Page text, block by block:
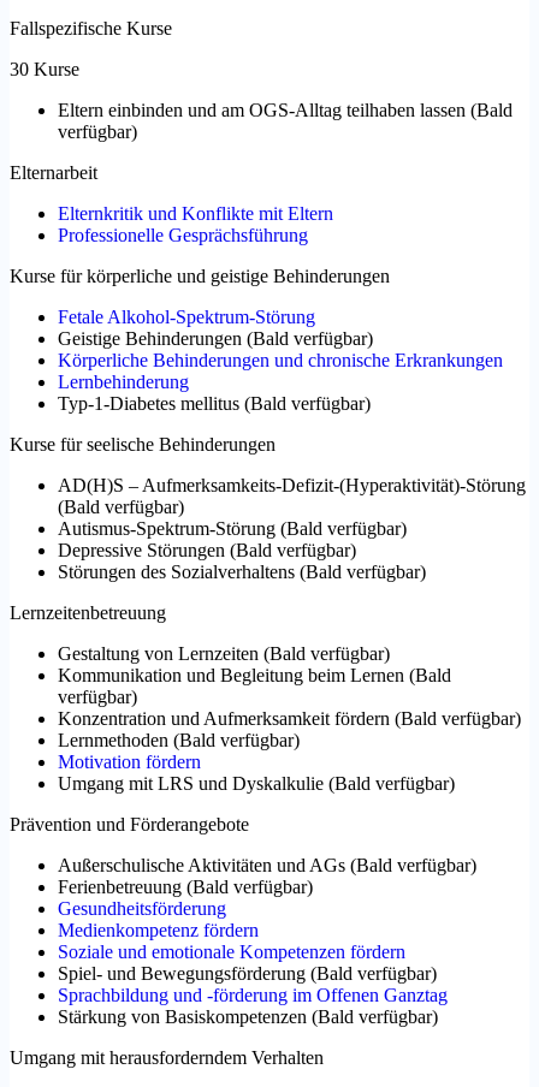
Fallspezifische Kurse
30 Kurse
Eltern einbinden und am OGS-Alltag teilhaben lassen (Bald
verfügbar)
Elternarbeit
Elternkritik und Konflikte mit Eltern
Professionelle Gesprächsführung
Kurse für körperliche und geistige Behinderungen
Fetale Alkohol-Spektrum-Störung
Geistige Behinderungen (Bald verfügbar)
Körperliche Behinderungen und chronische Erkrankungen
Lernbehinderung
Typ-1-Diabetes mellitus (Bald verfügbar)
Kurse für seelische Behinderungen
AD(H)S – Aufmerksamkeits-Defizit-(Hyperaktivität)-Störung
(Bald verfügbar)
Autismus-Spektrum-Störung (Bald verfügbar)
Depressive Störungen (Bald verfügbar)
Störungen des Sozialverhaltens (Bald verfügbar)
Lernzeitenbetreuung
Gestaltung von Lernzeiten (Bald verfügbar)
Kommunikation und Begleitung beim Lernen (Bald
verfügbar)
Konzentration und Aufmerksamkeit fördern (Bald verfügbar)
Lernmethoden (Bald verfügbar)
Motivation fördern
Umgang mit LRS und Dyskalkulie (Bald verfügbar)
Prävention und Förderangebote
Außerschulische Aktivitäten und AGs (Bald verfügbar)
Ferienbetreuung (Bald verfügbar)
Gesundheitsförderung
Medienkompetenz fördern
Soziale und emotionale Kompetenzen fördern
Spiel- und Bewegungsförderung (Bald verfügbar)
Sprachbildung und -förderung im Offenen Ganztag
Stärkung von Basiskompetenzen (Bald verfügbar)
Umgang mit herausforderndem Verhalten